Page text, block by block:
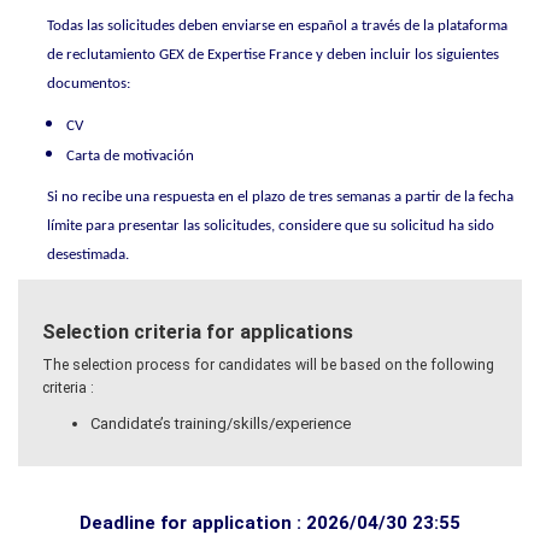
Todas las solicitudes deben enviarse en español a través de la plataforma
de reclutamiento GEX de Expertise France y deben incluir los siguientes
documentos:
CV
Carta de motivación
Si no recibe una respuesta en el plazo de tres semanas a partir de la fecha
límite para presentar las solicitudes, considere que su solicitud ha sido
desestimada.
Selection criteria for applications
The selection process for candidates will be based on the following
criteria :
Candidate’s training/skills/experience
Deadline for application : 2026/04/30 23:55